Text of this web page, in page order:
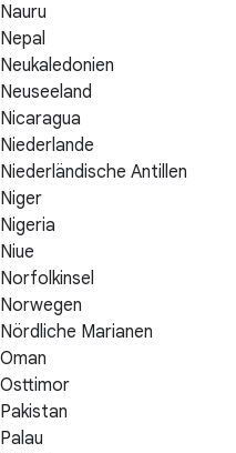
Nauru
Nepal
Neukaledonien
Neuseeland
Nicaragua
Niederlande
Niederländische Antillen
Niger
Nigeria
Niue
Norfolkinsel
Norwegen
Nördliche Marianen
Oman
Osttimor
Pakistan
Palau